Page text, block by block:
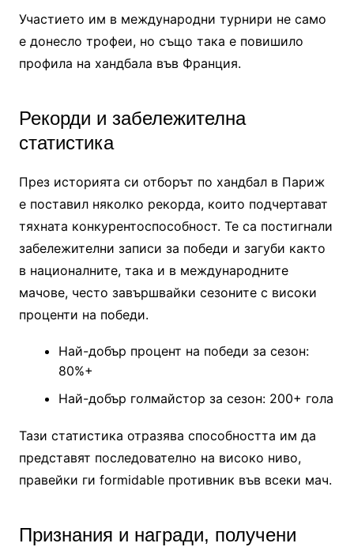
Участието им в международни турнири не само
е донесло трофеи, но също така е повишило
профила на хандбала във Франция.
Рекорди и забележителна
статистика
През историята си отборът по хандбал в Париж
е поставил няколко рекорда, които подчертават
тяхната конкурентоспособност. Те са постигнали
забележителни записи за победи и загуби както
в националните, така и в международните
мачове, често завършвайки сезоните с високи
проценти на победи.
Най-добър процент на победи за сезон:
80%+
Най-добър голмайстор за сезон: 200+ гола
Тази статистика отразява способността им да
представят последователно на високо ниво,
правейки ги formidable противник във всеки мач.
Признания и награди, получени